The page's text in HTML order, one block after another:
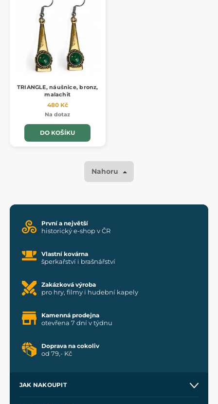
TRIANGLE, náušnice, bronz,
malachit
480 Kč
Na dotaz
DO KOŠÍKU
Nahoru
První a největší
historický e-shop v ČR
Vlastní kovárna
šperkařství i brašnářství
Zakázková výroba
pro hry, filmy i hudební kapely
Kamenná prodejna
otevřena 7 dní v týdnu
Doprava na cokoliv
od 79,- Kč
JAK NAKOUPIT